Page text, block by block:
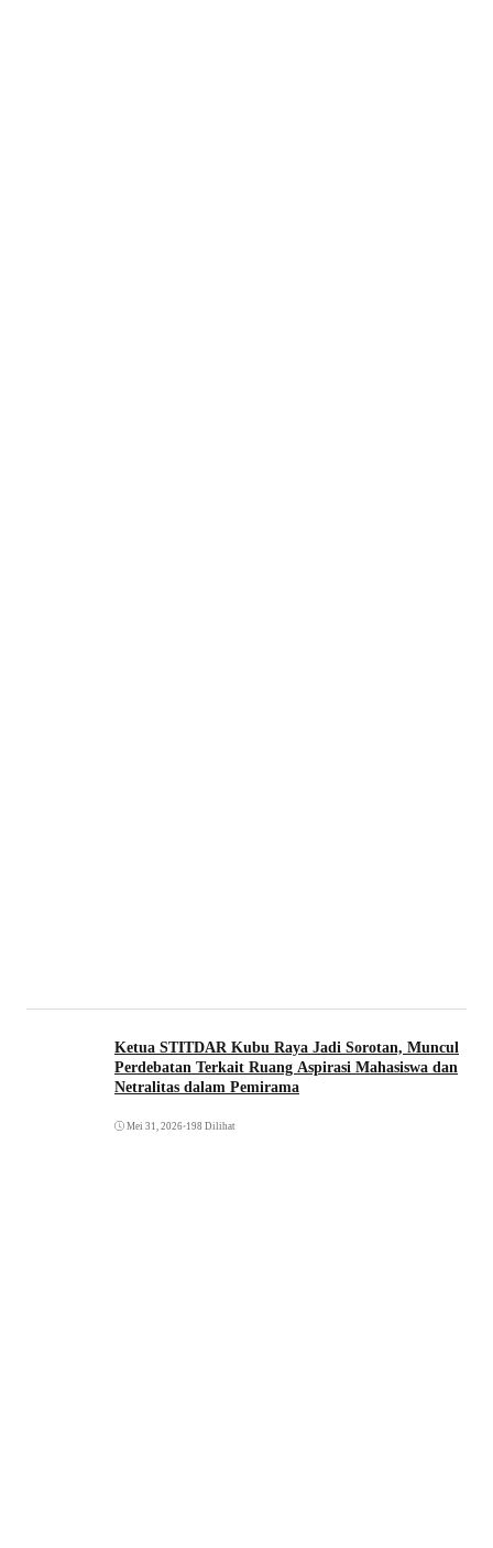
Ketua STITDAR Kubu Raya Jadi Sorotan, Muncul
Perdebatan Terkait Ruang Aspirasi Mahasiswa dan
Netralitas dalam Pemirama
Mei 31, 2026•198 Dilihat